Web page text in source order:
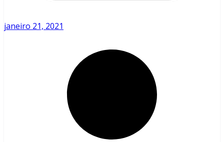
janeiro 21, 2021